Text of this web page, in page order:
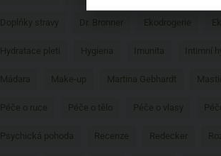
Doplňky stravy Dr. Bronner Ekodrogerie
Hydratace pleti Hygiena Imunita Intimní
Mádara Make-up Martina Gebhardt
Péče o ruce Péče o tělo Péče o vlasy
Psychická pohoda Recenze Redecker